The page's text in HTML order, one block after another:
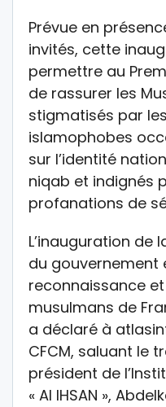
Prévue en
invités, cette
permettre au
de rassurer les
stigmatisés par
islamophobes
sur l’identité
niqab et indignés
profanations de
L’inauguration de
du gouvernement
reconnaissance
musulmans de
a déclaré à
CFCM, saluant le
président de
« Al IHSAN »,